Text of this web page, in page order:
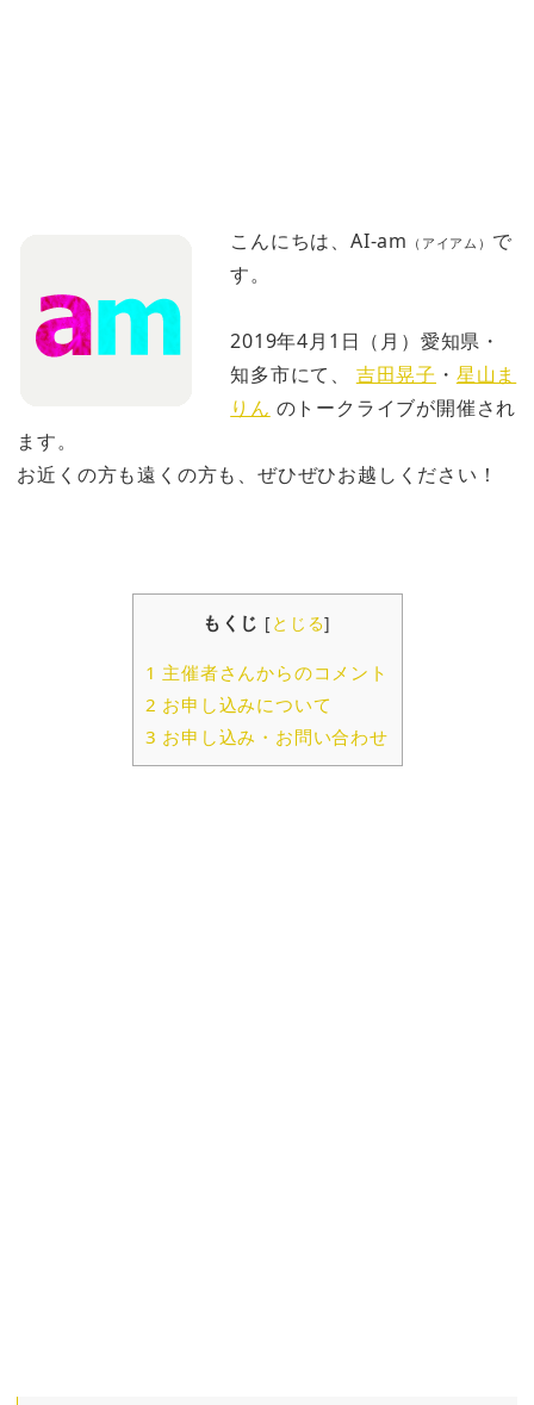
こんにちは、AI-am （アイアム） で
す。
2019年4月1日（月）愛知県・
知多市にて、 吉田晃子 ・ 星山ま
りん のトークライブが開催され
ます。
お近くの方も遠くの方も、ぜひぜひお越しください！
もくじ [とじる]
1 主催者さんからのコメント
2 お申し込みについて
3 お申し込み・お問い合わせ